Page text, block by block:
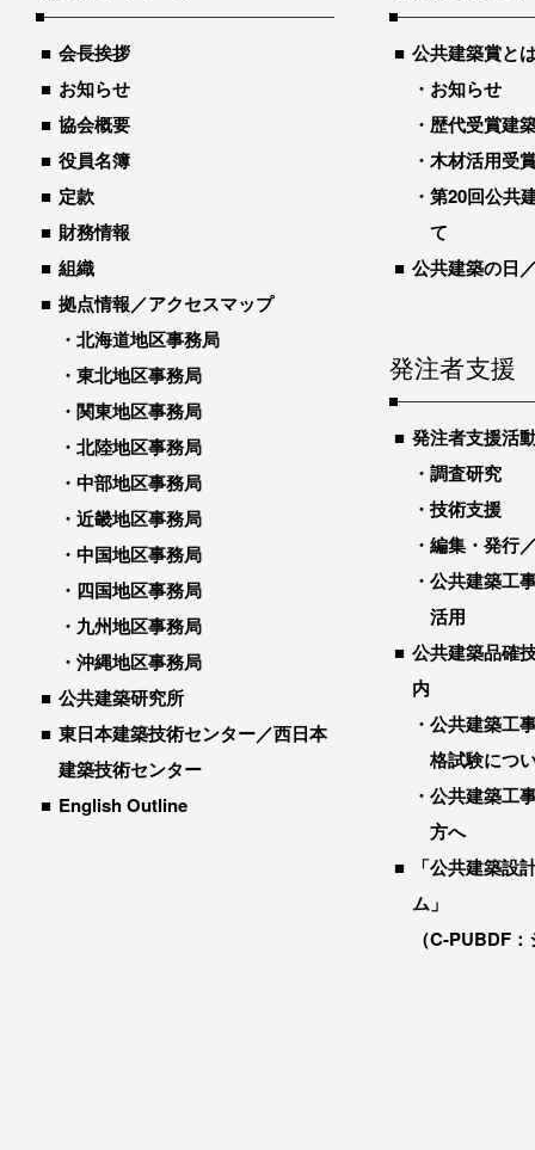
会長挨拶
お知らせ
協会概要
役員名簿
定款
財務情報
組織
拠点情報／アクセスマップ
北海道地区事務局
東北地区事務局
関東地区事務局
北陸地区事務局
中部地区事務局
近畿地区事務局
中国地区事務局
四国地区事務局
九州地区事務局
沖縄地区事務局
公共建築研究所
東日本建築技術センター／西日本
建築技術センター
English Outline
公共建築賞と
お知らせ
歴代受賞建
木材活用受
第20回公共
て
公共建築の日
発注者支援
発注者支援活
調査研究
技術支援
編集・発行
公共建築工
活用
公共建築品確
内
公共建築工
格試験につ
公共建築工
方へ
「公共建築設
ム」
（C-PUBDF